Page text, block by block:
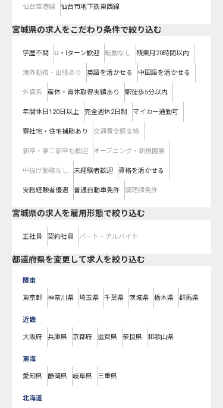
仙台空港線 仙台市地下鉄東西線
宮城県の求人をこだわり条件で絞り込む
学歴不問 U・Iターン歓迎 転勤なし 残業月20時間以内
海外勤務・出張あり 英語を活かせる 中国語を活かせる
外資系 産休・育休取得実績あり 駅徒歩5分以内
年間休日120日以上 完全週休2日制 マイカー通勤可
寮社宅・住宅補助あり 交通費全額支給
新卒・第二新卒も歓迎 オープニング・新規開業
中抜け勤務なし 未経験者歓迎 資格を活かせる
実務経験者優遇 普通自動車免許 調理師免許
宮城県の求人を雇用形態で絞り込む
正社員 契約社員 パート・アルバイト
都道府県を変更して求人を絞り込む
関東
東京都 神奈川県 埼玉県 千葉県 茨城県 栃木県 群馬県
近畿
大阪府 兵庫県 京都府 滋賀県 奈良県 和歌山県
東海
愛知県 静岡県 岐阜県 三重県
北海道